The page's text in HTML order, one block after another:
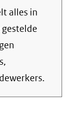
alles in